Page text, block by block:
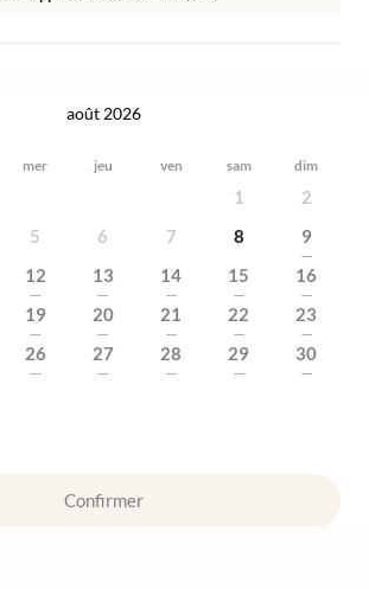
août 2026
mer jeu ven sam dim
1
2
5 6 7 8 9
---
12
---
13
---
14
---
15
---
16
---
19
---
20
---
21
---
22
---
23
---
26
---
27
---
28
---
29
---
30
---
Confirmer